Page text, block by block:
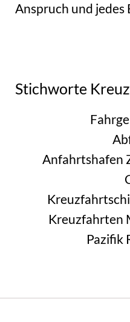
Anspruch und jedes
Stichworte
Anfahrtshafen
Kreuzfahrten
Pazifik